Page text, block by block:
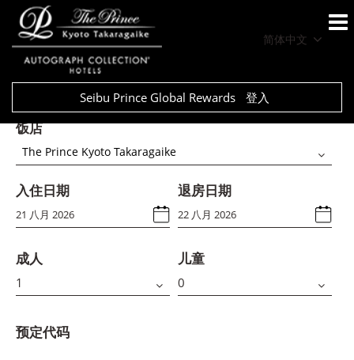
简体中文
Seibu Prince Global Rewards
登入
饭店
The Prince Kyoto Takaragaike
入住日期 退房日期
成人 儿童
预定代码